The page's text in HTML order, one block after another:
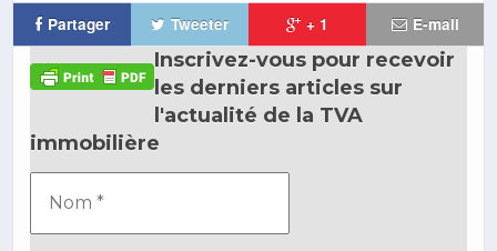
Partager Tweeter + 1 E-mail
Inscrivez-vous pour recevoir
les derniers articles sur
l'actualité de la TVA
immobilière